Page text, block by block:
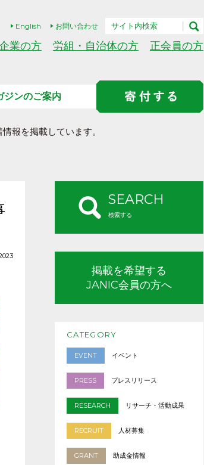
English お問い合わせ
業の方 労組・自治体の方 正会員の方
ジンのご案内
報を掲載しています。
SEARCH
検索する
掲載を希望する
JANIC会員の方へ
CATEGORY
EVENT イベント
PRESS プレスリリース
RESEARCH リサーチ・活動成果
RECRUIT 人材募集
GRANT 助成金情報